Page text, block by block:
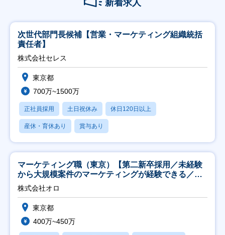
新着求人
次世代部門長候補【営業・マーケティング組織統括
責任者】
株式会社セレス
東京都
700万~1500万
正社員採用 土日祝休み 休日120日以上
産休・育休あり 賞与あり
マーケティング職（東京）【第二新卒採用／未経験
から大規模案件のマーケティングが経験できる／研
修充実】
株式会社オロ
東京都
400万~450万